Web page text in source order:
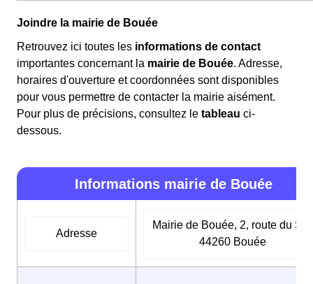
Joindre la mairie de Bouée
Retrouvez ici toutes les informations de contact
importantes concernant la mairie de Bouée. Adresse,
horaires d'ouverture et coordonnées sont disponibles
pour vous permettre de contacter la mairie aisément.
Pour plus de précisions, consultez le tableau ci-
dessous.
Informations mairie de Bouée
Adresse
Mairie de Bouée, 2, route du Syl,
44260 Bouée